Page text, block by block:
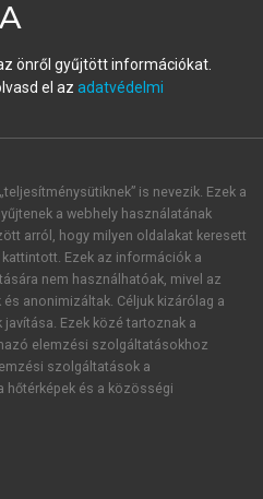
létre új fiókot.
automatikusan
önről gyűjtött információkat.
el az adatvédelmi
is nevezik. Ezek a
a webhely használatának
arról, hogy milyen oldalakat keresett
Ezek az információk a
nem használhatóak, mivel az
anonimizáltak. Céljuk kizárólag a
Ezek közé tartoznak a
elemzési szolgáltatásokhoz
szolgáltatások a
hőtérképek és a közösségi